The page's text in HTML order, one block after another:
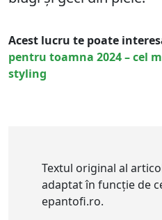
Acest lucru te poate
pentru toamna 2024 – cel
styling
Textul original al
adaptat în funcție de
epantofi.ro.